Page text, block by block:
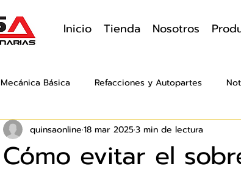
Inicio Tienda Nosotros
Mecánica Básica Refacciones y Autopartes
Cómo evitar el
quinsaonline18 mar 20253 min de lectura